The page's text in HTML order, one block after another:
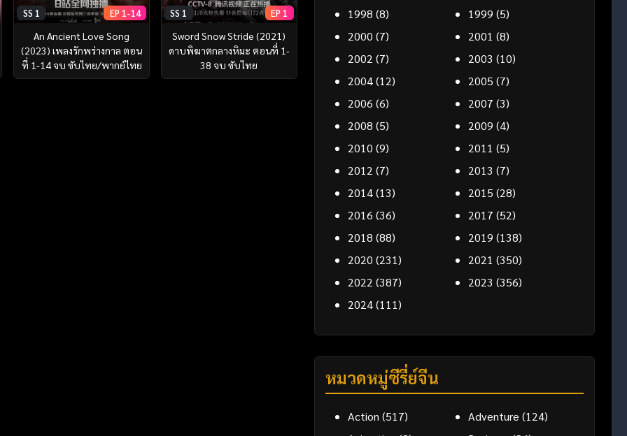
SS 1 EP 1-14
An Ancient Love Song
(2023) เพลงรักพร่างกาล ตอน
ที่ 1-14 จบ ซับไทย/พากย์ไทย
SS 1 EP 1
Sword Snow Stride (2021)
ดาบพิฆาตกลางหิมะ ตอนที่ 1-
38 จบ ซับไทย
1998 (8) 1999 (5)
2000 (7) 2001 (8)
2002 (7) 2003 (10)
2004(12) 2005 (7)
2006 (6) 2007 (3)
2008 (5) 2009 (4)
2010 (9) 2011 (5)
2012 (7) 2013 (7)
2014(13) 2015 (28)
2016 (36) 2017 (52)
2018 (88) 2019 (138)
2020 (231) 2021 (350)
2022 (387) 2023 (356)
2024(111)
หมวดหมู่ซีรี่ย์จีน
Action (517) Adventure (124)